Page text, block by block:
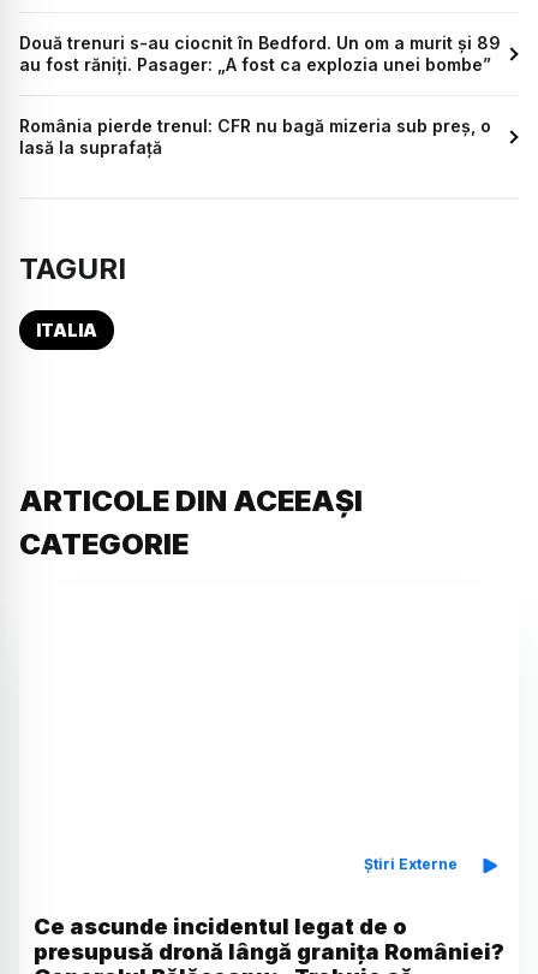
Două trenuri s-au ciocnit în Bedford. Un om a murit și 89
au fost răniți. Pasager: „A fost ca explozia unei bombe”
România pierde trenul: CFR nu bagă mizeria sub preș, o
lasă la suprafață
TAGURI
ITALIA
ARTICOLE DIN ACEEAȘI
CATEGORIE
Știri Externe
Ce ascunde incidentul legat de o
presupusă dronă lângă granița României?